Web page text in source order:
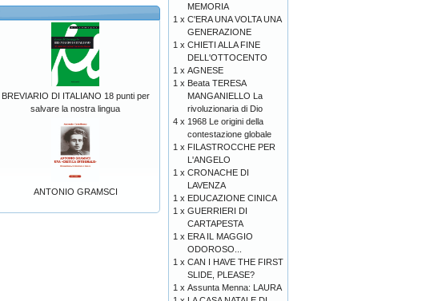
BREVIARIO DI ITALIANO 18 punti per
salvare la nostra lingua
ANTONIO GRAMSCI
MEMORIA
1 x C'ERA UNA VOLTA UNA
GENERAZIONE
1 x CHIETI ALLA FINE
DELL'OTTOCENTO
1 x AGNESE
1 x Beata TERESA
MANGANIELLO La
rivoluzionaria di Dio
4 x 1968 Le origini della
contestazione globale
1 x FILASTROCCHE PER
L'ANGELO
1 x CRONACHE DI
LAVENZA
1 x EDUCAZIONE CINICA
1 x GUERRIERI DI
CARTAPESTA
1 x ERA IL MAGGIO
ODOROSO...
1 x CAN I HAVE THE FIRST
SLIDE, PLEASE?
1 x Assunta Menna: LAURA